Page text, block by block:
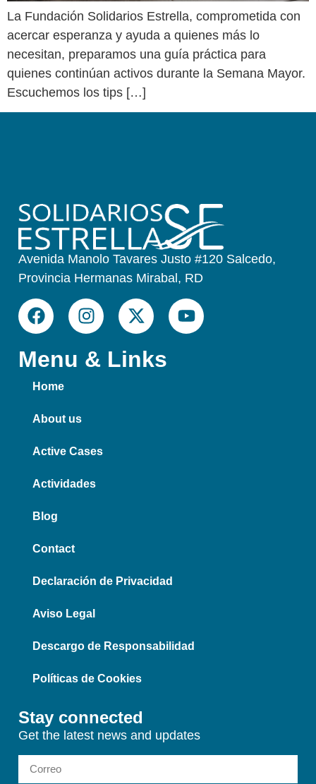
La Fundación Solidarios Estrella, comprometida con
acercar esperanza y ayuda a quienes más lo
necesitan, preparamos una guía práctica para
quienes continúan activos durante la Semana Mayor.
Escuchemos los tips […]
Avenida Manolo Tavares Justo #120 Salcedo,
Provincia Hermanas Mirabal, RD
Menu & Links
Home
About us
Active Cases
Actividades
Blog
Contact
Declaración de Privacidad
Aviso Legal
Descargo de Responsabilidad
Políticas de Cookies
Stay connected
Get the latest news and updates